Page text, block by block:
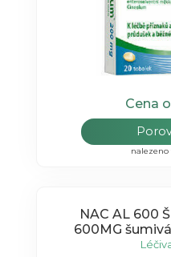
Cena
nalezeno
NAC AL 600
600MG